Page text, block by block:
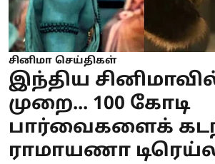
சினிமா செய்திகள்
இந்திய
முறை... 100 கோடி
பார்வைகளைக்
ராமாயணா